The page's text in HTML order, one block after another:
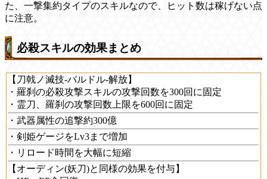
た、一撃集約タイプのスキルなので、ヒット数は稼げない点
に注意。
必殺スキルの効果まとめ
【刀戟ノ滅技-バルドル-解放】
・羅刹の必殺攻撃スキルの攻撃回数を300回に固定
・霊刀、羅刹の攻撃回数上限を600回に固定
・武器属性の追撃約300億
・剣姫ゲージをLv3まで増加
・リロード時間を大幅に短縮
【オーディン(妖刀)と同様の効果を付与】